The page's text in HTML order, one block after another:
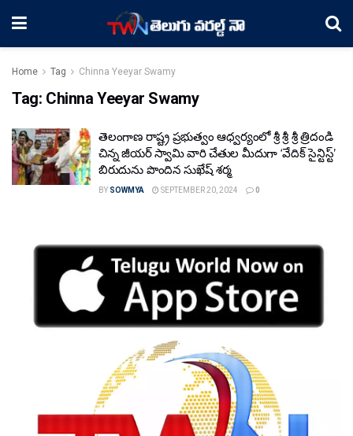
Home Tag Chinna Yeeyar Swamy
Tag: Chinna Yeeyar Swamy
తెలంగాణ రాష్ట్ర ప్రభుత్వం ఆధ్వర్యంలో శ్రీ శ్రీ శ్రీ త్రిదండి
చిన్న జీయర్ స్వామి వారి చేతుల మీదుగా ‘వేదిక్ సైన్టిస్ట్’
బిరుదును పొందిన సుఖేష్ శర్మ
BY SOWMYA SEPTEMBER 20, 2024 0